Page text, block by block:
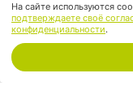
На сайте используются
подтверждаете своё
конфиденциальности.
Химчистка мебели
Чистка дивана
Чистка обивки
Чистка кожаной
Чистка кресла